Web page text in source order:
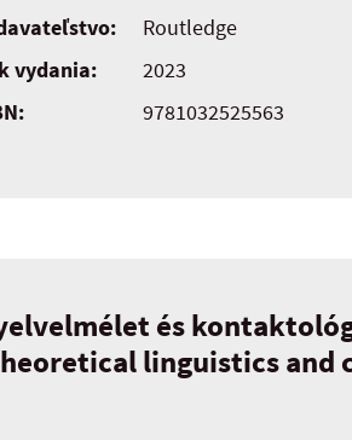
Routledge
vydania:
2023
9781032525563
és
linguistics and